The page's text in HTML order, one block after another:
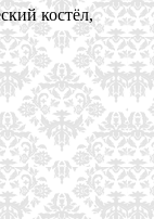
костёл,